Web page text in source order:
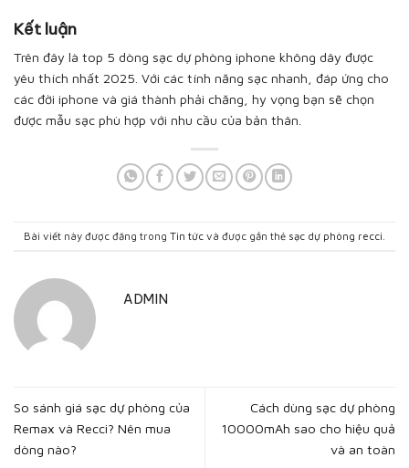
Kết luận
Trên đây là top 5 dòng sạc dự phòng iphone không dây được
yêu thích nhất 2025. Với các tính năng sạc nhanh, đáp ứng cho
các đời iphone và giá thành phải chăng, hy vọng bạn sẽ chọn
được mẫu sạc phù hợp với nhu cầu của bản thân.
Bài viết này được đăng trong Tin tức và được gắn thẻ sạc dự phòng recci
ADMIN
So sánh giá sạc dự phòng của
Remax và Recci? Nên mua
dòng nào?
Cách dùng sạc dự phòng
10000mAh sao cho hiệu quả
và an toàn